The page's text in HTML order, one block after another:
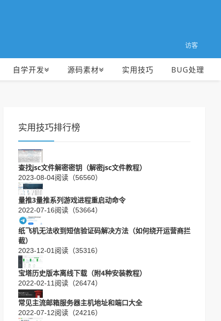
访客
自学开发 源码素材 实用技巧 BUG处理
实用技巧排行榜
查找jsc文件解密密钥（解密jsc文件教程）
2023-08-04阅读（56560）
量推3量推系列游戏进程重启动命令
2022-07-16阅读（53664）
纸飞机无法收到短信验证码解决方法（如何绕开运营商拦
截）
2023-12-01 阅读（35316）
宝塔历史版本离线下载（附4种安装教程）
2022-02-11 阅读（26474）
常见主流邮箱服务器主机地址和端口大全
2022-07-12阅读（24216）